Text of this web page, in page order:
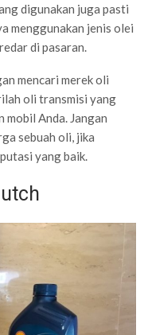
digunakan juga pasti
menggunakan jenis olei
di pasaran.
mencari merek oli
oli transmisi yang
mobil Anda. Jangan
sebuah oli, jika
yang baik.